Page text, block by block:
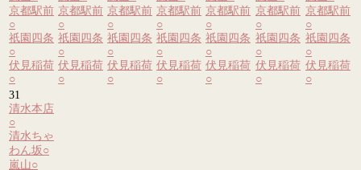
京都駅前
○
祇園四条
○
伏見稲荷
○
京都駅前
○
祇園四条
○
伏見稲荷
○
京都駅前
○
祇園四条
○
伏見稲荷
○
京都駅前
○
祇園四条
○
伏見稲荷
○
京都駅前
○
祇園四条
○
伏見稲荷
○
京都駅前
○
祇園四条
○
伏見稲荷
○
京都駅前
○
祇園四条
○
伏見稲荷
○
31
清水本店
○
清水ちゃ
わん坂○
嵐山○